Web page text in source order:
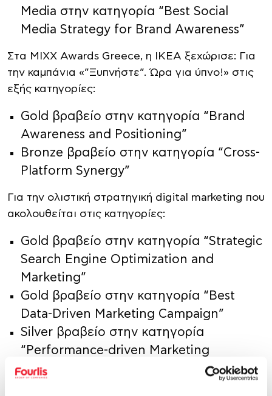
Media στην κατηγορία “Best Social
Media Strategy for Brand Awareness”
Στα MIXX Awards Greece, η ΙΚΕΑ ξεχώρισε: Για
την καμπάνια «”Ξυπνήστε”. Ώρα για ύπνο!» στις
εξής κατηγορίες:
Gold βραβείο στην κατηγορία “Brand
Awareness and Positioning”
Bronze βραβείο στην κατηγορία “Cross-
Platform Synergy”
Για την ολιστική στρατηγική digital marketing που
ακολουθείται στις κατηγορίες:
Gold βραβείο στην κατηγορία “Strategic
Search Engine Optimization and
Marketing”
Gold βραβείο στην κατηγορία “Best
Data-Driven Marketing Campaign”
Silver βραβείο στην κατηγορία
“Performance-driven Marketing
Excellence”